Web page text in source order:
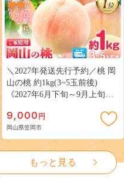
＼2027年発送先行予約／桃 岡
山の桃 約1kg(3~5玉前後)
《2027年6月下旬～9月上旬頃
岡山 はくとう スイーツ フル
ーツ 果物 デザート 旬 モモ も
も 先行予約 送料無料 果物 岡
山県 笠岡市 清水白桃 白鳳 白
麗 クール便---
kasaoka_zsy_419_100---
9,000 円
岡山県笠岡市
もっと見る